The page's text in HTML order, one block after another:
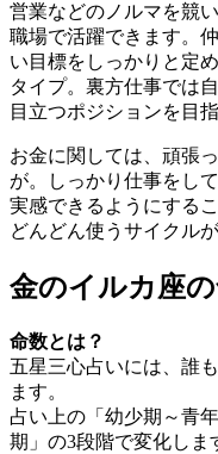
営業などのノルマを競
職場で活躍できます。
い目標をしっかりと定
タイプ。裏方仕事では
目立つポジションを目
お金に関しては、頑張
が。しっかり仕事をし
実感できるようにする
どんどん使うサイクル
金のイルカ座
命数とは？
五星三心占いには、誰
ます。
占い上の「幼少期～青
期」の3段階で変化しま